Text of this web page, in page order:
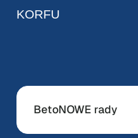
KORFU
BetoNOWE rady